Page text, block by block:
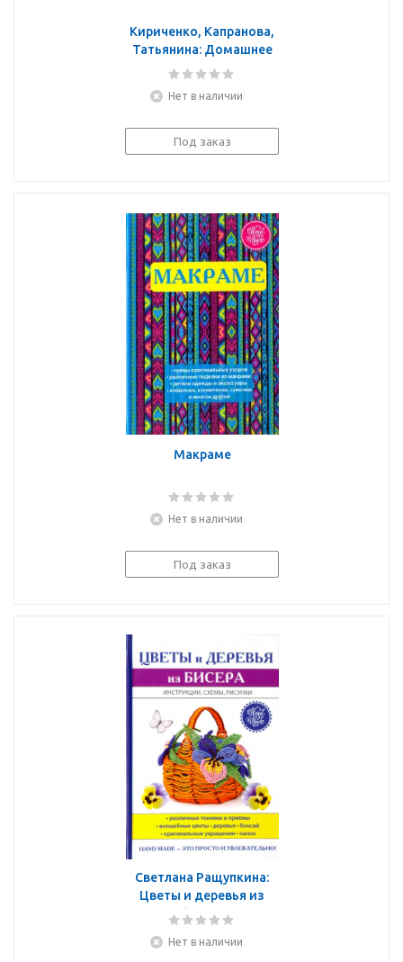
Кириченко, Капранова,
Татьянина: Домашнее
рукоделие. Подарки и
Нет в наличии
Под заказ
Макраме
Нет в наличии
Под заказ
Светлана Ращупкина:
Цветы и деревья из
бисера
Нет в наличии